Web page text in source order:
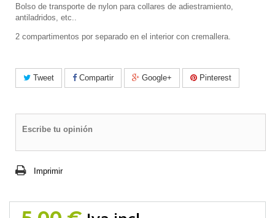
Bolso de transporte de nylon para collares de adiestramiento,
antiladridos, etc..
2 compartimentos por separado en el interior con cremallera.
Tweet Compartir Google+ Pinterest
Escribe tu opinión
Imprimir